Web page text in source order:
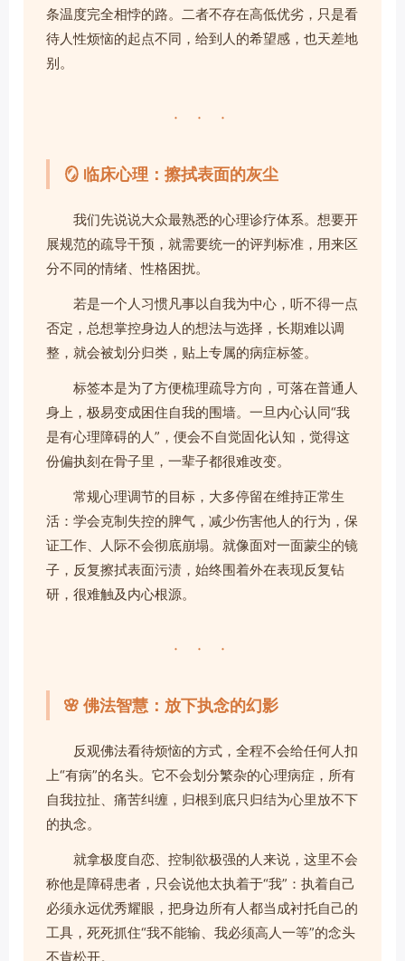
条温度完全相悖的路。二者不存在高低优劣，只是看
待人性烦恼的起点不同，给到人的希望感，也天差地
别。
· · ·
🪞 临床心理：擦拭表面的灰尘
我们先说说大众最熟悉的心理诊疗体系。想要开
展规范的疏导干预，就需要统一的评判标准，用来区
分不同的情绪、性格困扰。
若是一个人习惯凡事以自我为中心，听不得一点
否定，总想掌控身边人的想法与选择，长期难以调
整，就会被划分归类，贴上专属的病症标签。
标签本是为了方便梳理疏导方向，可落在普通人
身上，极易变成困住自我的围墙。一旦内心认同“我
是有心理障碍的人”，便会不自觉固化认知，觉得这
份偏执刻在骨子里，一辈子都很难改变。
常规心理调节的目标，大多停留在维持正常生
活：学会克制失控的脾气，减少伤害他人的行为，保
证工作、人际不会彻底崩塌。就像面对一面蒙尘的镜
子，反复擦拭表面污渍，始终围着外在表现反复钻
研，很难触及内心根源。
· · ·
🌸 佛法智慧：放下执念的幻影
反观佛法看待烦恼的方式，全程不会给任何人扣
上“有病”的名头。它不会划分繁杂的心理病症，所有
自我拉扯、痛苦纠缠，归根到底只归结为心里放不下
的执念。
就拿极度自恋、控制欲极强的人来说，这里不会
称他是障碍患者，只会说他太执着于“我”：执着自己
必须永远优秀耀眼，把身边所有人都当成衬托自己的
工具，死死抓住“我不能输、我必须高人一等”的念头
不肯松开。